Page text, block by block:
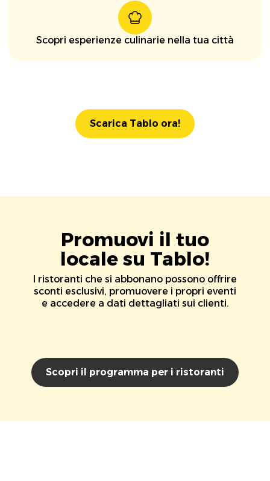
Scopri esperienze culinarie nella tua città
Scarica Tablo ora!
Promuovi il tuo
locale su Tablo!
I ristoranti che si abbonano possono offrire
sconti esclusivi, promuovere i propri eventi
e accedere a dati dettagliati sui clienti.
Scopri il programma per i ristoranti